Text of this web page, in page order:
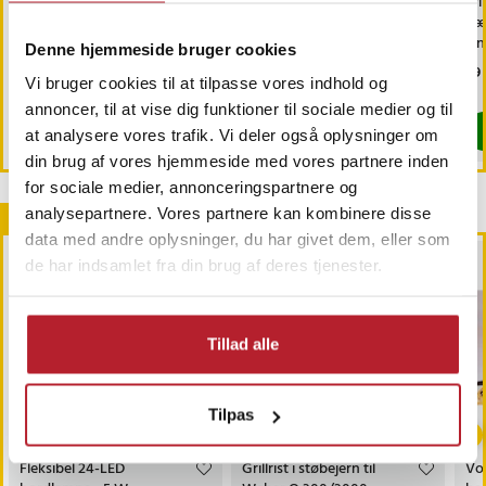
Denne hjemmeside bruger cookies
Vi bruger cookies til at tilpasse vores indhold og
annoncer, til at vise dig funktioner til sociale medier og til
at analysere vores trafik. Vi deler også oplysninger om
din brug af vores hjemmeside med vores partnere inden
for sociale medier, annonceringspartnere og
analysepartnere. Vores partnere kan kombinere disse
data med andre oplysninger, du har givet dem, eller som
de har indsamlet fra din brug af deres tjenester.
Tillad alle
Tilpas
90x30-117cm
Nuværende pris
:
249 kr.Tidligere pris: 519 kr.
249 kr.
Findes på lager, Leveres i løbet af 1-2 hverdage
Køb
Køletaske rygsæk
Nuværende pris
189 kr.Tidligere pris:219 kr.
219 kr.
Findes på lager, Leveres i løbet af 1-2
Køb
Andre købte også
Fleksibel 24-LED
Grillrist i støbejern til